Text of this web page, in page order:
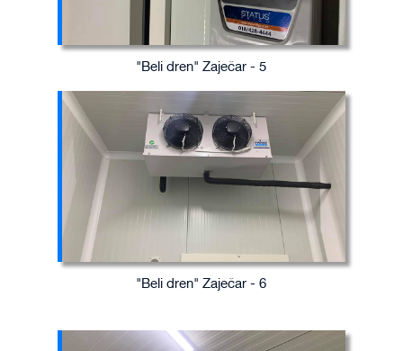
"Beli dren" Zaječar - 5
"Beli dren" Zaječar - 6